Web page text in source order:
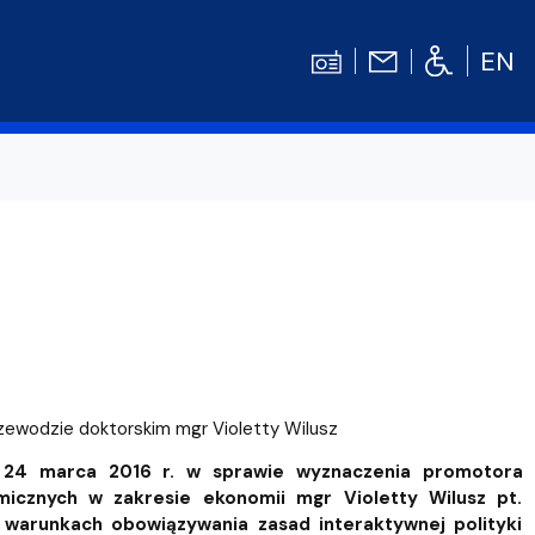
EN
Centrum Języków Obcych UG
Centrum Wychowania Fizycznego i
doktorskim mgr Violetty Wilusz
24 marca 2016 r. w sprawie wyznaczenia promotora
w zakresie ekonomii mgr Violetty Wilusz pt.
obowiązywania zasad interaktywnej polityki